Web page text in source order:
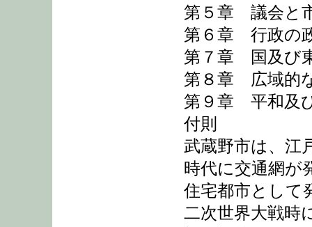
第５章 議会と
第６章 行政の
第７章 国及び
第８章 広域的
第９章 平和及
付則
武蔵野市は、江
時代に交通網が
住宅都市として
二次世界大戦時